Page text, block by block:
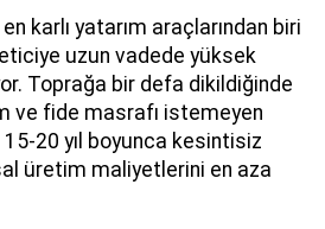
en karlı yatarım araçlarından biri
uzun vadede yüksek
Toprağa bir defa dikildiğinde
ve fide masrafı istemeyen
20 yıl boyunca kesintisiz
üretim maliyetlerini en aza